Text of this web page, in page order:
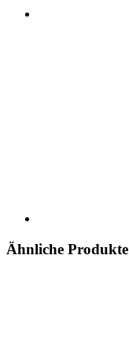
Ähnliche Produkte